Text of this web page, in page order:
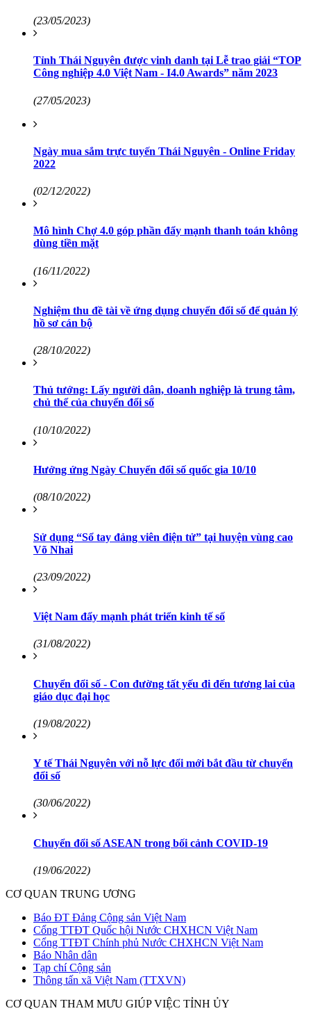
(23/05/2023)
Tỉnh Thái Nguyên được vinh danh tại Lễ trao giải “TOP
Công nghiệp 4.0 Việt Nam - I4.0 Awards” năm 2023
(27/05/2023)
Ngày mua sắm trực tuyến Thái Nguyên - Online Friday
2022
(02/12/2022)
Mô hình Chợ 4.0 góp phần đẩy mạnh thanh toán không
dùng tiền mặt
(16/11/2022)
Nghiệm thu đề tài về ứng dụng chuyển đổi số để quản lý
hồ sơ cán bộ
(28/10/2022)
Thủ tướng: Lấy người dân, doanh nghiệp là trung tâm,
chủ thể của chuyển đổi số
(10/10/2022)
Hưởng ứng Ngày Chuyển đổi số quốc gia 10/10
(08/10/2022)
Sử dụng “Sổ tay đảng viên điện tử” tại huyện vùng cao
Võ Nhai
(23/09/2022)
Việt Nam đẩy mạnh phát triển kinh tế số
(31/08/2022)
Chuyển đổi số - Con đường tất yếu đi đến tương lai của
giáo dục đại học
(19/08/2022)
Y tế Thái Nguyên với nỗ lực đổi mới bắt đầu từ chuyển
đổi số
(30/06/2022)
Chuyển đổi số ASEAN trong bối cảnh COVID-19
(19/06/2022)
CƠ QUAN TRUNG ƯƠNG
Báo ĐT Đảng Cộng sản Việt Nam
Cổng TTĐT Quốc hội Nước CHXHCN Việt Nam
Cổng TTĐT Chính phủ Nước CHXHCN Việt Nam
Báo Nhân dân
Tạp chí Cộng sản
Thông tấn xã Việt Nam (TTXVN)
CƠ QUAN THAM MƯU GIÚP VIỆC TỈNH ỦY